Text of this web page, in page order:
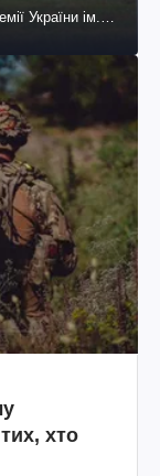
України ім.
хто